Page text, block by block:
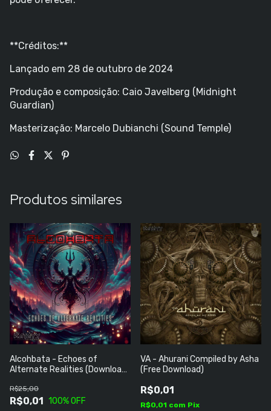
**Créditos:**
Lançado em 28 de outubro de 2024
Produção e composição: Caio Javelberg (Midnight
Guardian)
Masterização: Marcelo Dubianchi (Sound Temple)
Produtos similares
Alcohbata - Echoes of
Alternate Realities (Download
R$0,01
R$25,00
100% OFF
VA - Ahurani Compiled by Asha
(Free Download)
R$0,01
R$0,01 com Pix